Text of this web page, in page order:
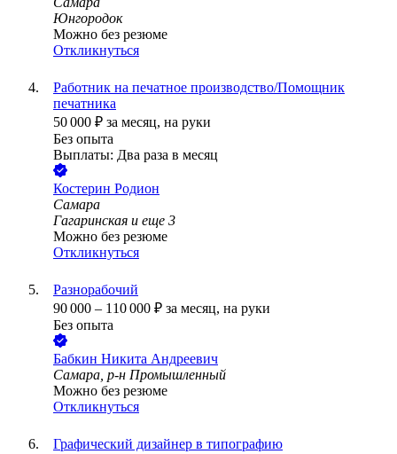
Юнгородок
Можно без резюме
Откликнуться
Работник на печатное производство/Помощник
печатника
50 000 ₽ за месяц, на руки
Без опыта
Выплаты: Два раза в месяц
Костерин Родион
Самара
Гагаринская и еще 3
Можно без резюме
Откликнуться
Разнорабочий
90 000 – 110 000 ₽ за месяц, на руки
Без опыта
Бабкин Никита Андреевич
Самара, р-н Промышленный
Можно без резюме
Откликнуться
Графический дизайнер в типографию